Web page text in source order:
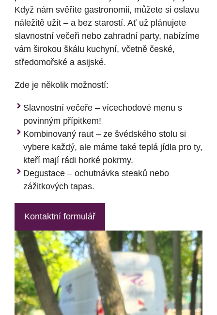
Když nám svěříte gastronomii, můžete si oslavu
náležitě užít – a bez starostí. Ať už plánujete
slavnostní večeři nebo zahradní party, nabízíme
vám širokou škálu kuchyní, včetně české,
středomořské a asijské.
Zde je několik možností:
Slavnostní večeře – vícechodové menu s
povinným přípitkem!
Kombinovaný raut – ze švédského stolu si
vybere každý, ale máme také teplá jídla pro ty,
kteří mají rádi horké pokrmy.
Degustace – ochutnávka steaků nebo
zážitkových tapas.
Kontaktní formulář